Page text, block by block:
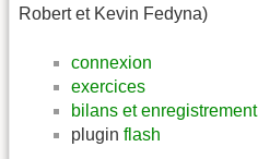
Robert et Kevin Fedyna)
connexion
exercices
bilans et
plugin flash